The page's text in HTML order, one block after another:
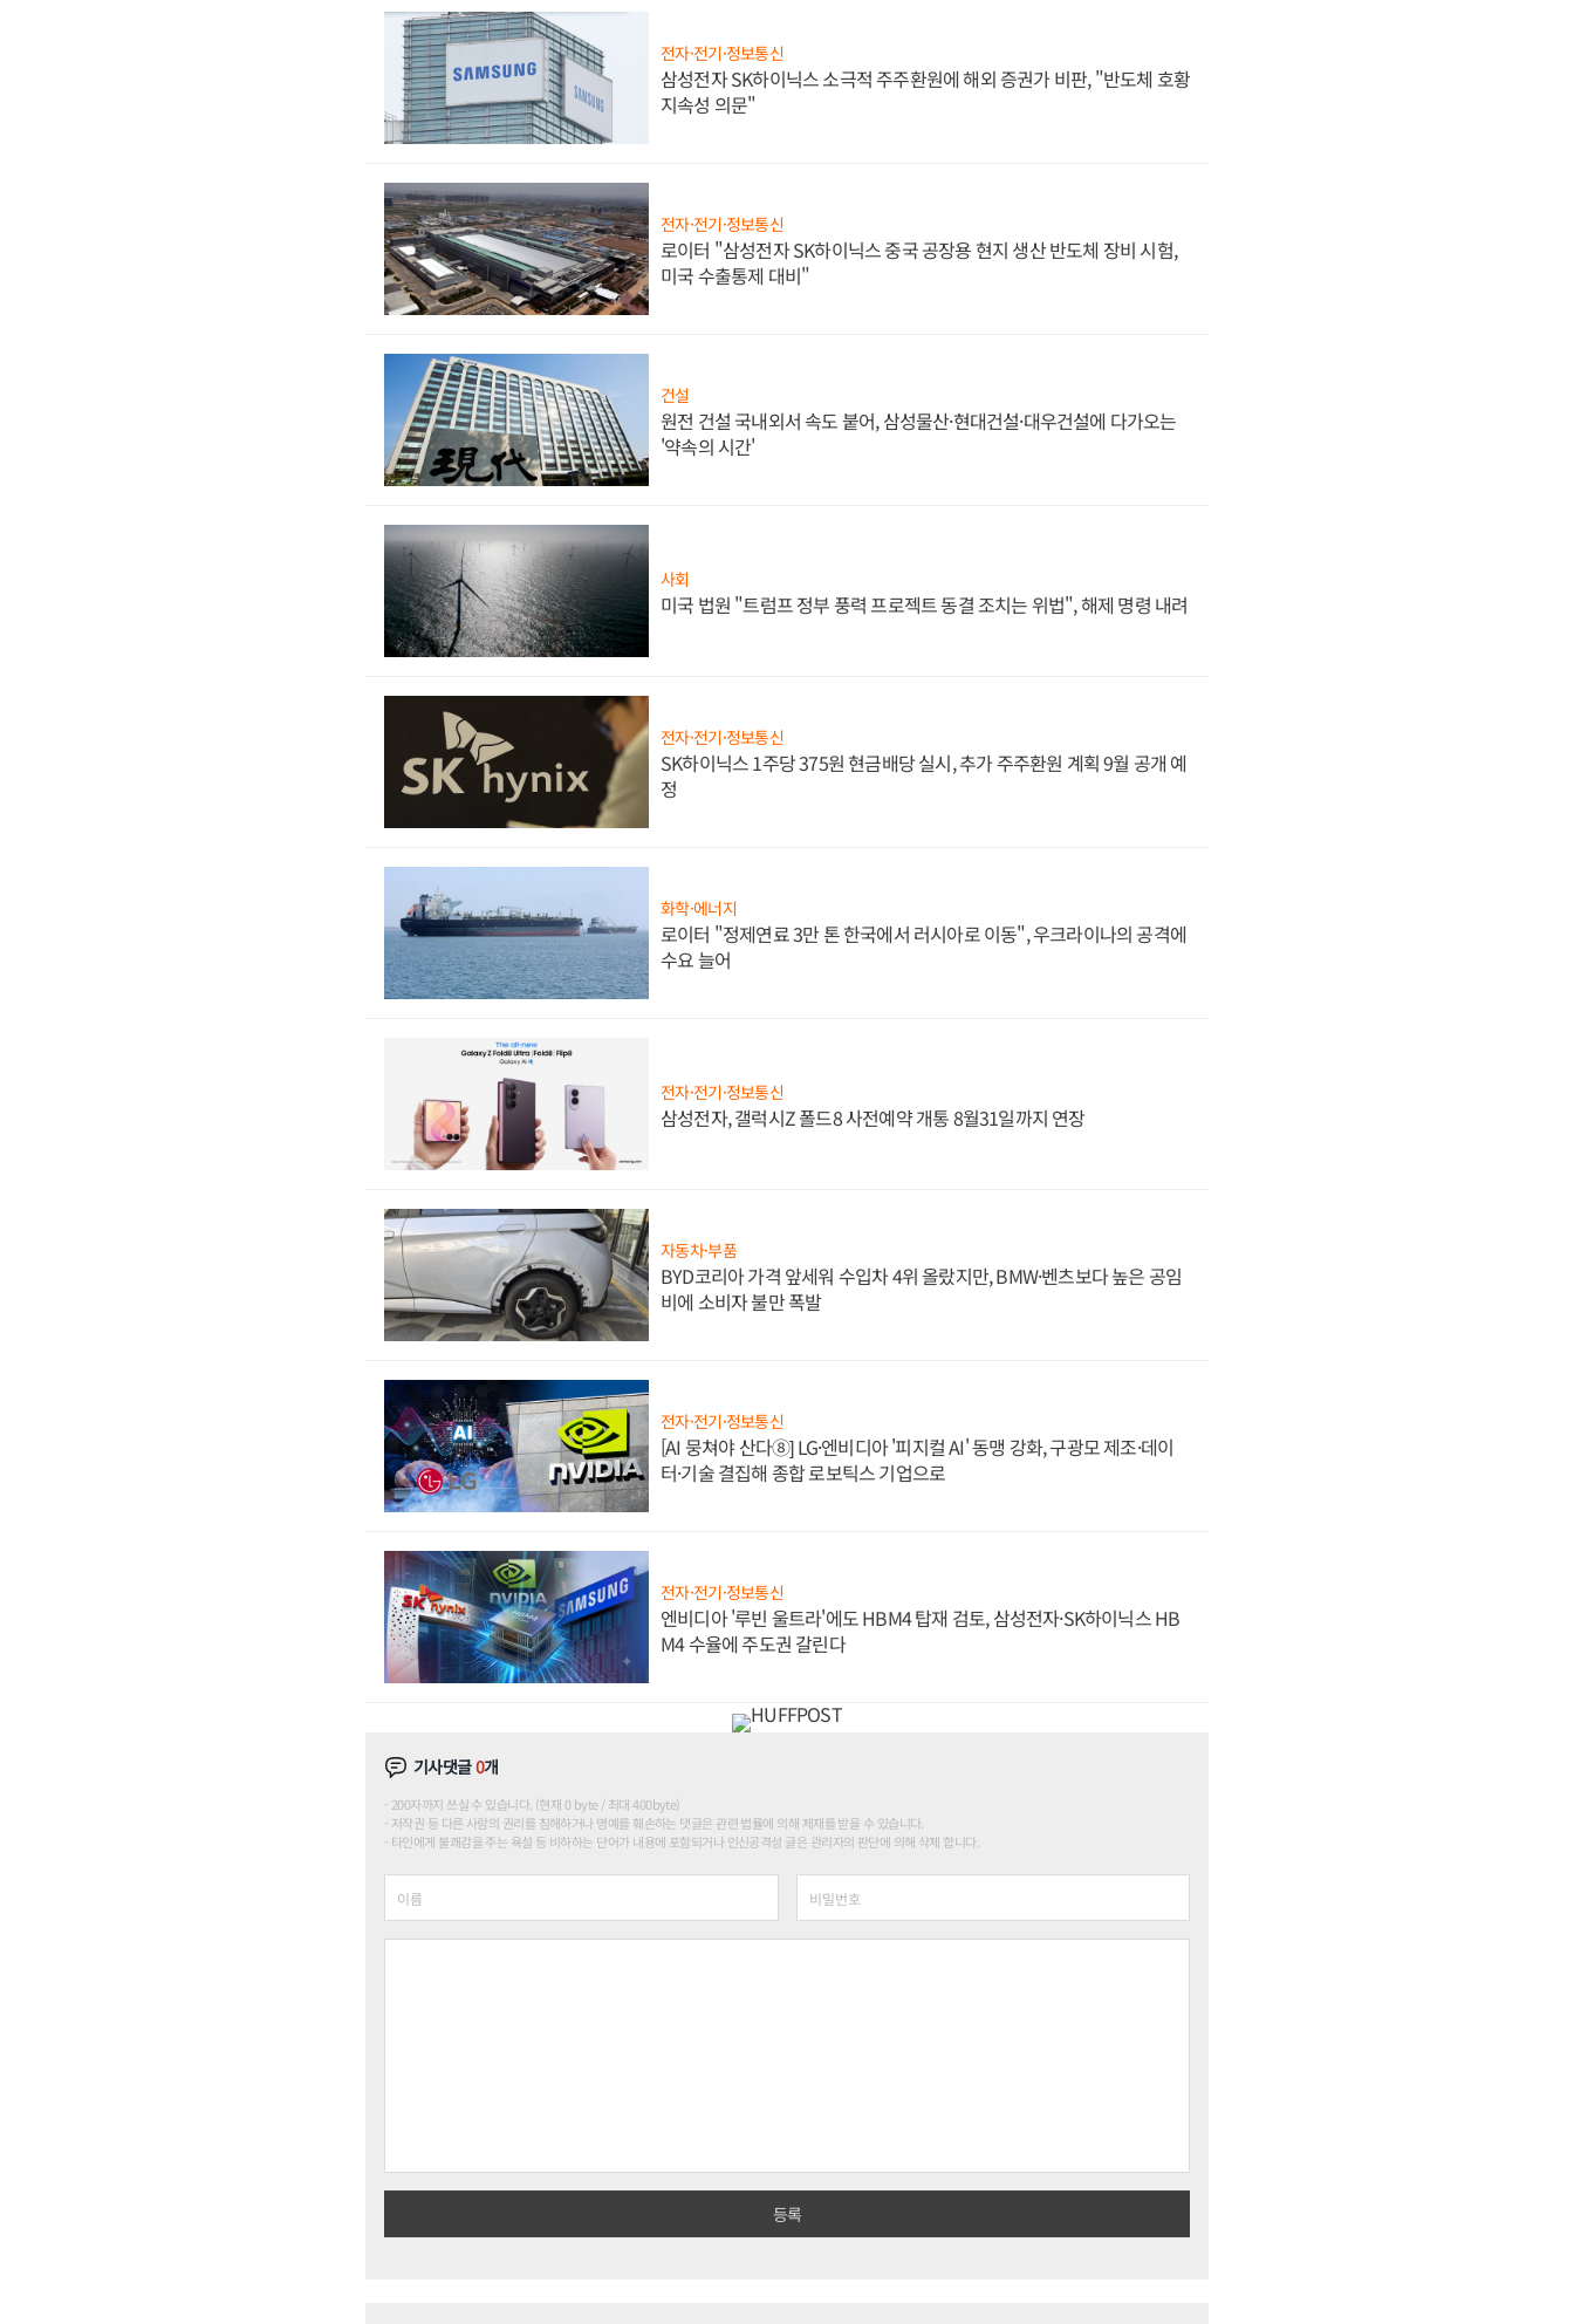
전자·전기·정보통신
삼성전자 SK하이닉스 소극적 주주환원에 해외 증권가 비판, "반도체 호황
지속성 의문"
전자·전기·정보통신
로이터 "삼성전자 SK하이닉스 중국 공장용 현지 생산 반도체 장비 시험,
미국 수출통제 대비"
건설
원전 건설 국내외서 속도 붙어, 삼성물산·현대건설·대우건설에 다가오는
'약속의 시간'
사회
미국 법원 "트럼프 정부 풍력 프로젝트 동결 조치는 위법", 해제 명령 내려
전자·전기·정보통신
SK하이닉스 1주당 375원 현금배당 실시, 추가 주주환원 계획 9월 공개 예
정
화학·에너지
로이터 "정제연료 3만 톤 한국에서 러시아로 이동", 우크라이나의 공격에
수요 늘어
전자·전기·정보통신
삼성전자, 갤럭시Z 폴드8 사전예약 개통 8월31일까지 연장
자동차·부품
BYD코리아 가격 앞세워 수입차 4위 올랐지만, BMW·벤츠보다 높은 공임
비에 소비자 불만 폭발
전자·전기·정보통신
[AI 뭉쳐야 산다⑧] LG·엔비디아 '피지컬 AI' 동맹 강화, 구광모 제조·데이
터·기술 결집해 종합 로보틱스 기업으로
전자·전기·정보통신
엔비디아 '루빈 울트라'에도 HBM4 탑재 검토, 삼성전자·SK하이닉스 HB
M4 수율에 주도권 갈린다
기사댓글0개
200자까지 쓰실 수 있습니다. (현재 0 byte / 최대 400byte)
저작권 등 다른 사람의 권리를 침해하거나 명예를 훼손하는 댓글은 관련 법률에 의해 제재를 받을 수 있습니다.
타인에게 불쾌감을 주는 욕설 등 비하하는 단어가 내용에 포함되거나 인신공격성 글은 관리자의 판단에 의해 삭제 합니다.